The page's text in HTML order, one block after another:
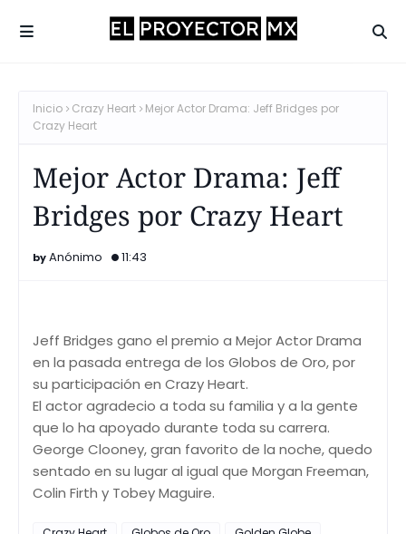
Inicio Crazy Heart
Mejor Actor Drama: Jeff Bridges por
Crazy Heart
Mejor Actor Drama: Jeff
Bridges por Crazy Heart
Anónimo 11:43
Jeff Bridges gano el premio a Mejor Actor Drama
en la pasada entrega de los Globos de Oro, por
su participación en Crazy Heart.
El actor agradecio a toda su familia y a la gente
que lo ha apoyado durante toda su carrera.
George Clooney, gran favorito de la noche, quedo
sentado en su lugar al igual que Morgan Freeman,
Colin Firth y Tobey Maguire.